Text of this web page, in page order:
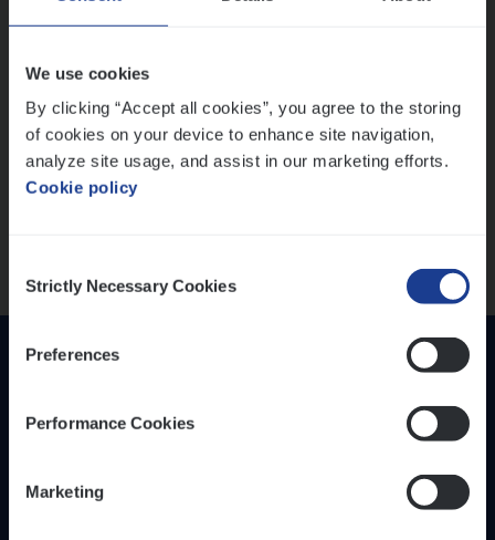
We use cookies
By clicking “Accept all cookies”, you agree to the storing
of cookies on your device to enhance site navigation,
analyze site usage, and assist in our marketing efforts.
Cookie policy
Selection
Strictly Necessary Cookies
Preferences
Performance Cookies
Marketing
Sales Management
Loca­tie
Provincie Antwerpen
Lees onze verhalen
Meer dan collega’s: hoe Julie en Aurélie elkaar
versterken
Mathias houdt van diepgaande dossiers én droge
humor